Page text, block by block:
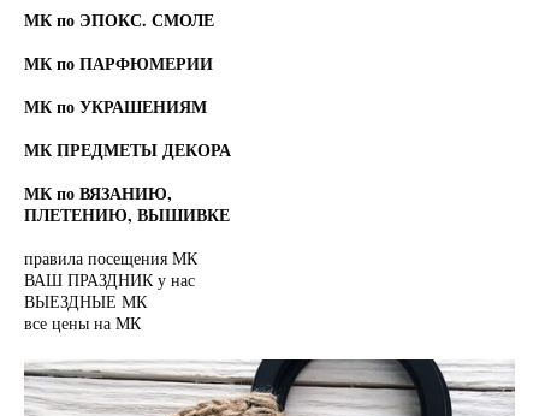
МК по ЭПОКС. СМОЛЕ
МК по ПАРФЮМЕРИИ
МК по УКРАШЕНИЯМ
МК ПРЕДМЕТЫ ДЕКОРА
МК по ВЯЗАНИЮ,
ПЛЕТЕНИЮ, ВЫШИВКЕ
правила посещения МК
ВАШ ПРАЗДНИК у нас
ВЫЕЗДНЫЕ МК
все цены на МК